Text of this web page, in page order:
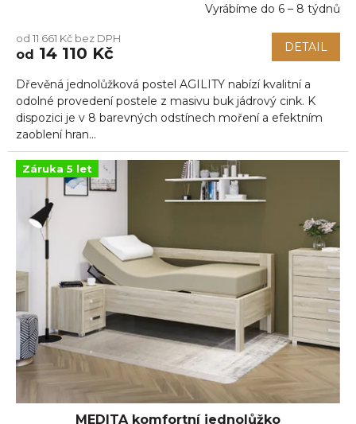
Vyrábíme do 6 – 8 týdnů
od 11 661 Kč bez DPH
od 14 110 Kč DETAIL
Dřevěná jednolůžková postel AGILITY nabízí kvalitní a
odolné provedení postele z masivu buk jádrový cink. K
dispozici je v 8 barevných odstínech moření a efektním
zaoblení hran...
Záruka 5 let
MEDITA komfortní jednolůžko